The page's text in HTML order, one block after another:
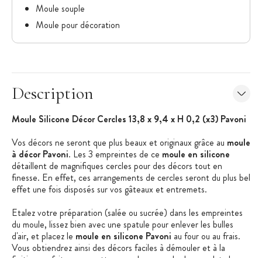
Moule souple
Moule pour décoration
Description
Moule Silicone Décor Cercles 13,8 x 9,4 x H 0,2 (x3) Pavoni
Vos décors ne seront que plus beaux et originaux grâce au moule
à décor Pavoni. Les 3 empreintes de ce moule en silicone
détaillent de magnifiques cercles pour des décors tout en
finesse. En effet, ces arrangements de cercles seront du plus bel
effet une fois disposés sur vos gâteaux et entremets.
Etalez votre préparation (salée ou sucrée) dans les empreintes
du moule, lissez bien avec une spatule pour enlever les bulles
d'air, et placez le moule en silicone Pavoni au four ou au frais.
Vous obtiendrez ainsi des décors faciles à démouler et à la